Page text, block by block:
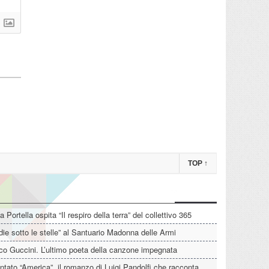
TOP ↑
Portella ospita “Il respiro della terra” del collettivo 365
sotto le stelle” al Santuario Madonna delle Armi
Guccini. L’ultimo poeta della canzone impegnata